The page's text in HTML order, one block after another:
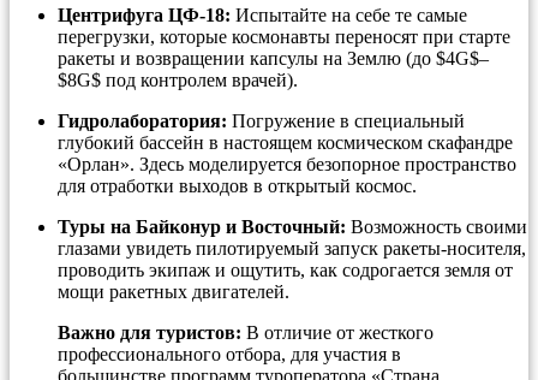
Центрифуга ЦФ-18: Испытайте на себе те самые
перегрузки, которые космонавты переносят при старте
ракеты и возвращении капсулы на Землю (до $4G$–
$8G$ под контролем врачей).
Гидролаборатория: Погружение в специальный
глубокий бассейн в настоящем космическом скафандре
«Орлан». Здесь моделируется безопорное пространство
для отработки выходов в открытый космос.
Туры на Байконур и Восточный: Возможность своими
глазами увидеть пилотируемый запуск ракеты-носителя,
проводить экипаж и ощутить, как содрогается земля от
мощи ракетных двигателей.
Важно для туристов: В отличие от жесткого
профессионального отбора, для участия в